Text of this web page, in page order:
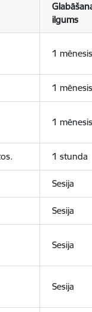
ilgums
1 mēnesis
1 mēnesis
1 mēnesis
1 stunda
Sesija
Sesija
Sesija
Sesija